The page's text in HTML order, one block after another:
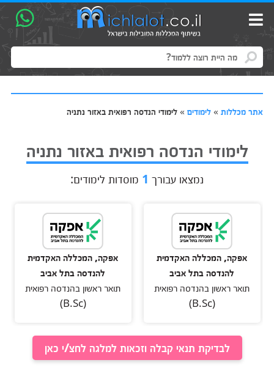
אתר מכללות» לימודים» לימודי הנדסה רפואית באזור נתניה
לימודי הנדסה רפואית באזור נתניה
נמצאו עבורך 1 מוסדות לימודים:
אפקה, המכללה האקדמית
להנדסה בתל אביב
תואר ראשון בהנדסה רפואית
(B.Sc)
אפקה, המכללה האקדמית
להנדסה בתל אביב
תואר ראשון בהנדסה רפואית
(B.Sc)
לבדיקת תנאי קבלה וזכאות למלגה לחצ/י כאן